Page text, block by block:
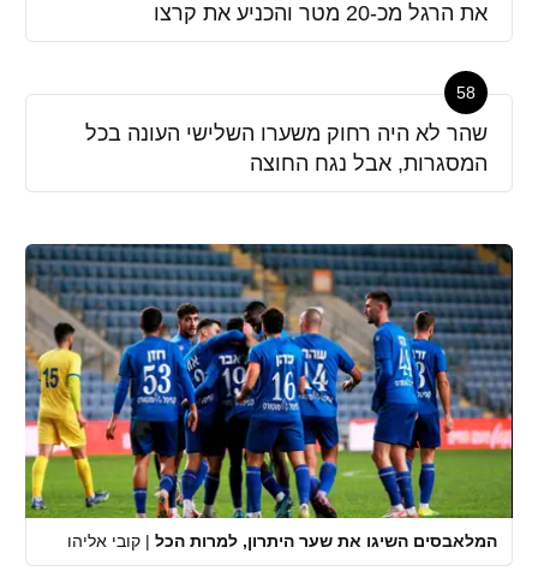
את הרגל מכ-20 מטר והכניע את קרצו
58
שהר לא היה רחוק משערו השלישי העונה בכל
המסגרות, אבל נגח החוצה
המלאבסים השיגו את שער היתרון, למרות הכל | קובי אליהו